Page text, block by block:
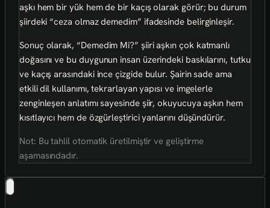
aşkı hem bir yük hem de bir kaçış olarak görür; bu durum
şiirdeki “ceza olmaz demedim” ifadesinde belirginleşir.
Sonuç olarak, “Demedim Mi?” şiiri aşkın çok katmanlı
doğasını ve bu duygunun insan üzerindeki baskılarını, tutku
ve kaçış arasındaki ince çizgide bulur. Şairin sade ama
etkili dil kullanımı, tekrarlayan yapısı ve imgelerle
zenginleşen anlatımı sayesinde şiir, okuyucuya aşkın hem
kısıtlayıcı hem de özgürleştirici yanlarını düşündürür.
Not: Bu tahlil otomatik üretilmiştir ve geliştirme
aşamasındadır.